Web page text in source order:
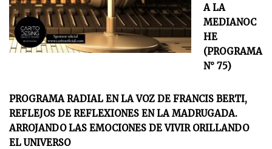
A LA
MEDIANOC
HE
(PROGRAMA
N° 75)
PROGRAMA RADIAL EN LA VOZ DE FRANCIS BERTI,
REFLEJOS DE REFLEXIONES EN LA MADRUGADA.
ARROJANDO LAS EMOCIONES DE VIVIR ORILLANDO
EL UNIVERSO